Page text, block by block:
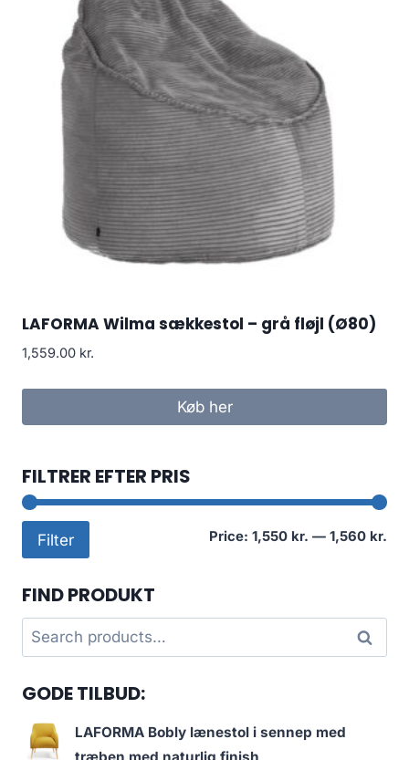
LAFORMA Wilma sækkestol – grå fløjl (Ø80)
1,559.00 kr.
Køb her
FILTRER EFTER PRIS
Filter Price: 1,550 kr. — 1,560 kr.
FIND PRODUKT
Search
for:
Search
GODE TILBUD:
LAFORMA Bobly lænestol i sennep med